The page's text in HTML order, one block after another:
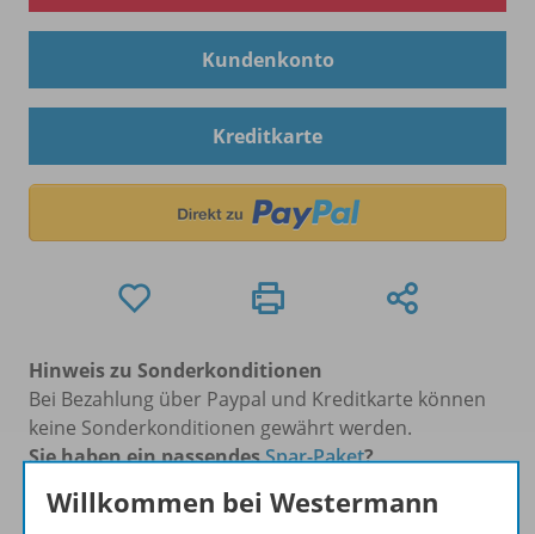
Kundenkonto
Kreditkarte
Hinweis zu Sonderkonditionen
Bei Bezahlung über Paypal und Kreditkarte können
keine Sonderkonditionen gewährt werden.
Sie haben ein passendesSpar-Paket?
sich bitte an.
Willkommen bei Westermann